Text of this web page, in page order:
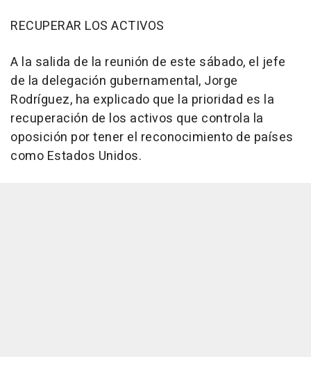
RECUPERAR LOS ACTIVOS
A la salida de la reunión de este sábado, el jefe
de la delegación gubernamental, Jorge
Rodríguez, ha explicado que la prioridad es la
recuperación de los activos que controla la
oposición por tener el reconocimiento de países
como Estados Unidos.